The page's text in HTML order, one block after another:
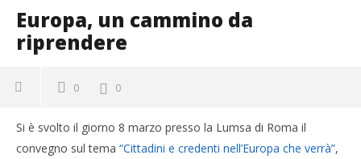
Europa, un cammino da
riprendere
0 0
Si è svolto il giorno 8 marzo presso la Lumsa di Roma il
convegno sul tema “Cittadini e credenti nell’Europa che verrà”,